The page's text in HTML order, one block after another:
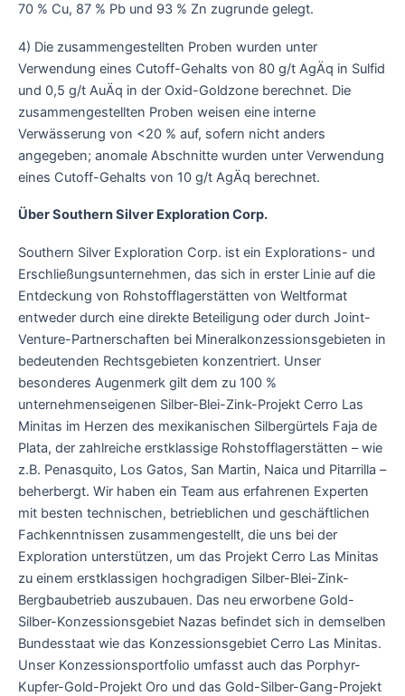
70 % Cu, 87 % Pb und 93 % Zn zugrunde gelegt.
4) Die zusammengestellten Proben wurden unter
Verwendung eines Cutoff-Gehalts von 80 g/t AgÄq in Sulfid
und 0,5 g/t AuÄq in der Oxid-Goldzone berechnet. Die
zusammengestellten Proben weisen eine interne
Verwässerung von <20 % auf, sofern nicht anders
angegeben; anomale Abschnitte wurden unter Verwendung
eines Cutoff-Gehalts von 10 g/t AgÄq berechnet.
Über Southern Silver Exploration Corp.
Southern Silver Exploration Corp. ist ein Explorations- und
Erschließungsunternehmen, das sich in erster Linie auf die
Entdeckung von Rohstofflagerstätten von Weltformat
entweder durch eine direkte Beteiligung oder durch Joint-
Venture-Partnerschaften bei Mineralkonzessionsgebieten in
bedeutenden Rechtsgebieten konzentriert. Unser
besonderes Augenmerk gilt dem zu 100 %
unternehmenseigenen Silber-Blei-Zink-Projekt Cerro Las
Minitas im Herzen des mexikanischen Silbergürtels Faja de
Plata, der zahlreiche erstklassige Rohstofflagerstätten – wie
z.B. Penasquito, Los Gatos, San Martin, Naica und Pitarrilla –
beherbergt. Wir haben ein Team aus erfahrenen Experten
mit besten technischen, betrieblichen und geschäftlichen
Fachkenntnissen zusammengestellt, die uns bei der
Exploration unterstützen, um das Projekt Cerro Las Minitas
zu einem erstklassigen hochgradigen Silber-Blei-Zink-
Bergbaubetrieb auszubauen. Das neu erworbene Gold-
Silber-Konzessionsgebiet Nazas befindet sich in demselben
Bundesstaat wie das Konzessionsgebiet Cerro Las Minitas.
Unser Konzessionsportfolio umfasst auch das Porphyr-
Kupfer-Gold-Projekt Oro und das Gold-Silber-Gang-Projekt